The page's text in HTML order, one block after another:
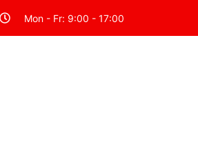
Mon - Fr: 9:00 - 17:00